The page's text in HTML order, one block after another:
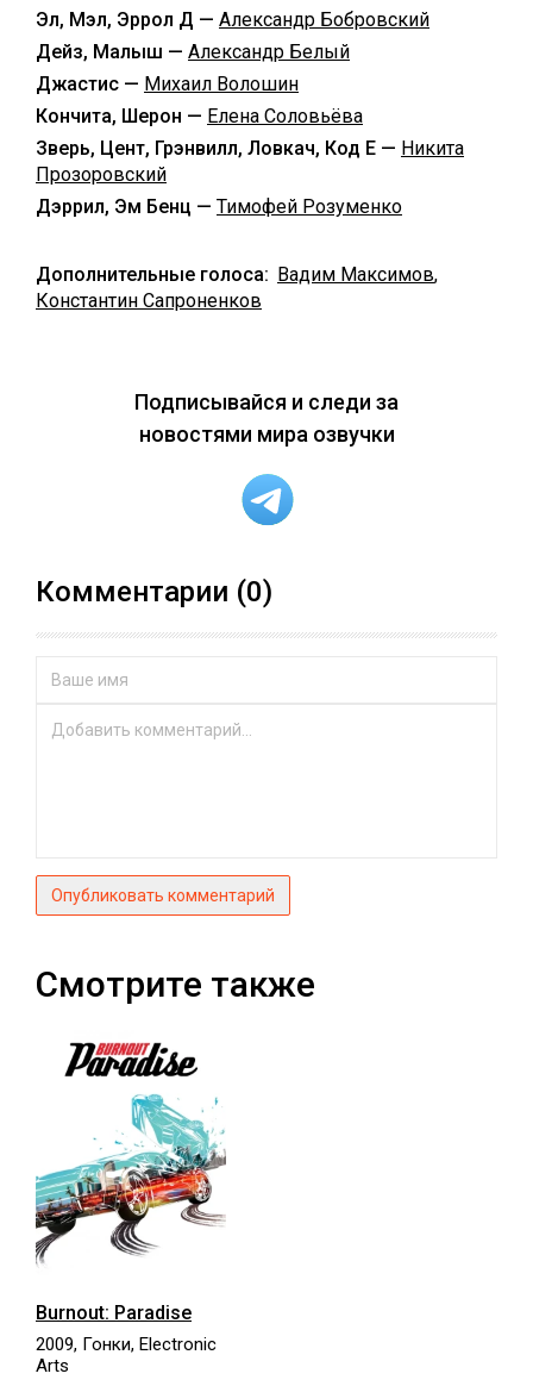
Эл, Мэл, Эррол Д — Александр Бобровский
Дейз, Малыш — Александр Белый
Джастис — Михаил Волошин
Кончита, Шерон — Елена Соловьёва
Зверь, Цент, Грэнвилл, Ловкач, Код Е — Никита
Прозоровский
Дэррил, Эм Бенц — Тимофей Розуменко
Дополнительные голоса: Вадим Максимов,
Константин Сапроненков
Подписывайся и следи за
новостями мира озвучки
Комментарии (0)
Опубликовать комментарий
Смотрите также
Burnout: Paradise
2009, Гонки, Electronic
Arts